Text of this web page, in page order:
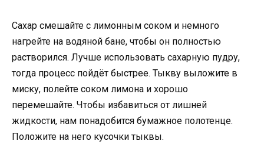
Сахар смешайте с лимонным соком и немного
нагрейте на водяной бане, чтобы он полностью
растворился. Лучше использовать сахарную пудру,
тогда процесс пойдёт быстрее. Тыкву выложите в
миску, полейте соком лимона и хорошо
перемешайте. Чтобы избавиться от лишней
жидкости, нам понадобится бумажное полотенце.
Положите на него кусочки тыквы.